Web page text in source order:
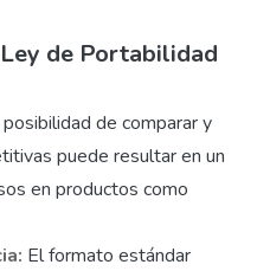
de Portabilidad
posibilidad de comparar y
puede resultar en un
en productos como
El formato estándar